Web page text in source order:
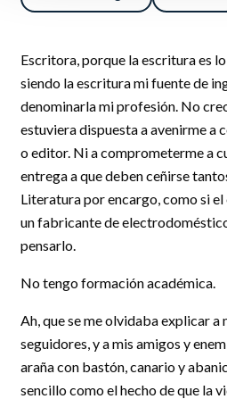
Escritora, porque la escritura es
siendo la escritura mi fuente de
denominarla mi profesión. No
estuviera dispuesta a avenirme a
o editor. Ni a comprometerme a
entrega a que deben ceñirse
Literatura por encargo, como si
un fabricante de
pensarlo.
No tengo formación académica.
Ah, que se me olvidaba explicar a
seguidores, y a mis amigos y
araña con bastón, canario y
sencillo como el hecho de que la